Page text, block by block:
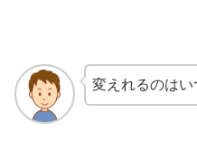
変えれるのはい